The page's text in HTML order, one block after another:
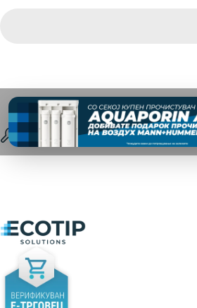
Спецификации
Ecotip Solutions